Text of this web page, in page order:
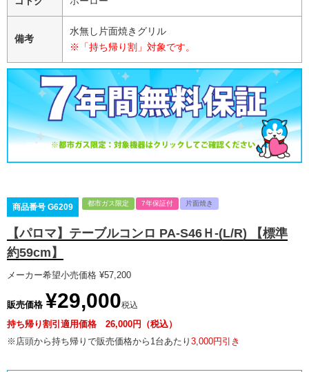
備考
水無し片面焼きグリル
※「持ち帰り割」対象です。
商品番号 G6209 都市ガス限定 7年保証付 片面焼き
【パロマ】テーブルコンロ PA-S46Ｈ-(L/R) 【標準
約59cm】
メーカー希望小売価格 ¥57,200
販売価格 ¥29,000税込
持ち帰り割引適用価格 26,000円（税込）
※店頭から持ち帰りで販売価格から1台あたり 3,000円引き